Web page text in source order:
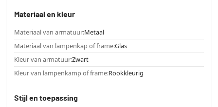
Materiaal en kleur
Materiaal van armatuur:Metaal
Materiaal van lampenkap of frame:Glas
Kleur van armatuur:Zwart
Kleur van lampenkamp of frame:Rookkleurig
Stijl en toepassing